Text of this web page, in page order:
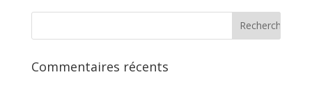
Commentaires récents